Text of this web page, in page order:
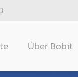
Über Bobit